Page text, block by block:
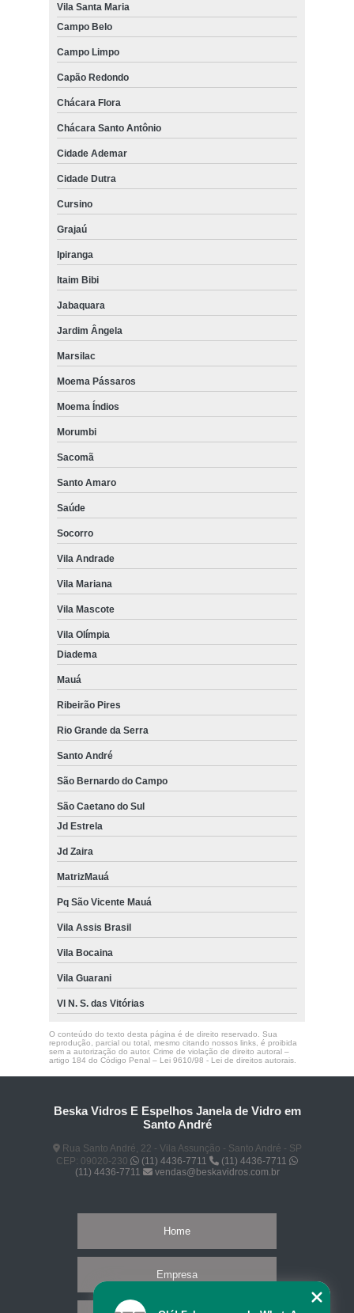
Vila Santa Maria
Campo Belo
Campo Limpo
Capão Redondo
Chácara Flora
Chácara Santo Antônio
Cidade Ademar
Cidade Dutra
Cursino
Grajaú
Ipiranga
Itaim Bibi
Jabaquara
Jardim Ângela
Marsilac
Moema Pássaros
Moema Índios
Morumbi
Sacomã
Santo Amaro
Saúde
Socorro
Vila Andrade
Vila Mariana
Vila Mascote
Vila Olímpia
Diadema
Mauá
Ribeirão Pires
Rio Grande da Serra
Santo André
São Bernardo do Campo
São Caetano do Sul
Jd Estrela
Jd Zaira
MatrizMauá
Pq São Vicente Mauá
Vila Assis Brasil
Vila Bocaina
Vila Guarani
Vl N. S. das Vitórias
O conteúdo do texto desta página é de direito reservado. Sua
reprodução, parcial ou total, mesmo citando nossos links, é proibida
sem a autorização do autor. Crime de violação de direito autoral –
artigo 184 do Código Penal – Lei 9610/98 - Lei de direitos autorais.
Beska Vidros E Espelhos Janela de Vidro em
Santo André
Rua Santo André, 22 - Vila Assunção - Santo André - SP
CEP: 09020-230
(11) 4436-7711
(11) 4436-7711
(11) 4436-7711
vendas@beskavidros.com.br
Home
Empresa